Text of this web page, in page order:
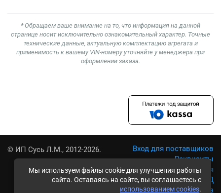
Мы используем файлы cookie для улучшения работы
сайта. Оставаясь на сайте, вы соглашаетесь с
использованием cookies.
* Обращаем ваше внимание на то, что информация на данной
странице носит исключительно ознакомительный характер. Точные
технические данные, актуальную комплектацию агрегата и
применимость к вашему VIN-номеру уточняйте у менеджера при
оформлении заказа.
© ИП Сусь Л.М., 2012-2026.
Вход для поставщиков
Реквизиты
Условия использования
Политика обработки ПД
Карта сайта